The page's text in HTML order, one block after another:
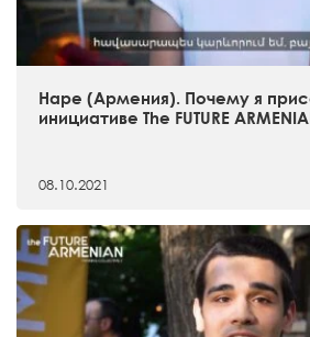
Наре (Армения). Почему я
инициативе The FUTURE
08.10.2021